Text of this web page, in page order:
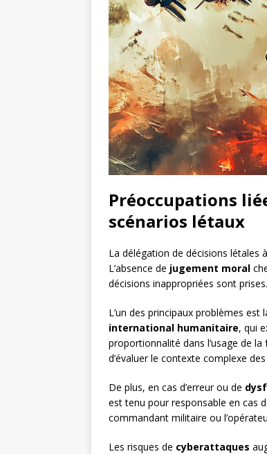
Préoccupations
scénarios létaux
La délégation de décisions létales
L’absence de jugement moral
décisions inappropriées sont prises.
L’un des principaux problèmes
international humanitaire, qui
proportionnalité dans l’usage de
d’évaluer le contexte complexe
De plus, en cas d’erreur ou de
est tenu pour responsable en cas
commandant militaire ou
Les risques de cyberattaques